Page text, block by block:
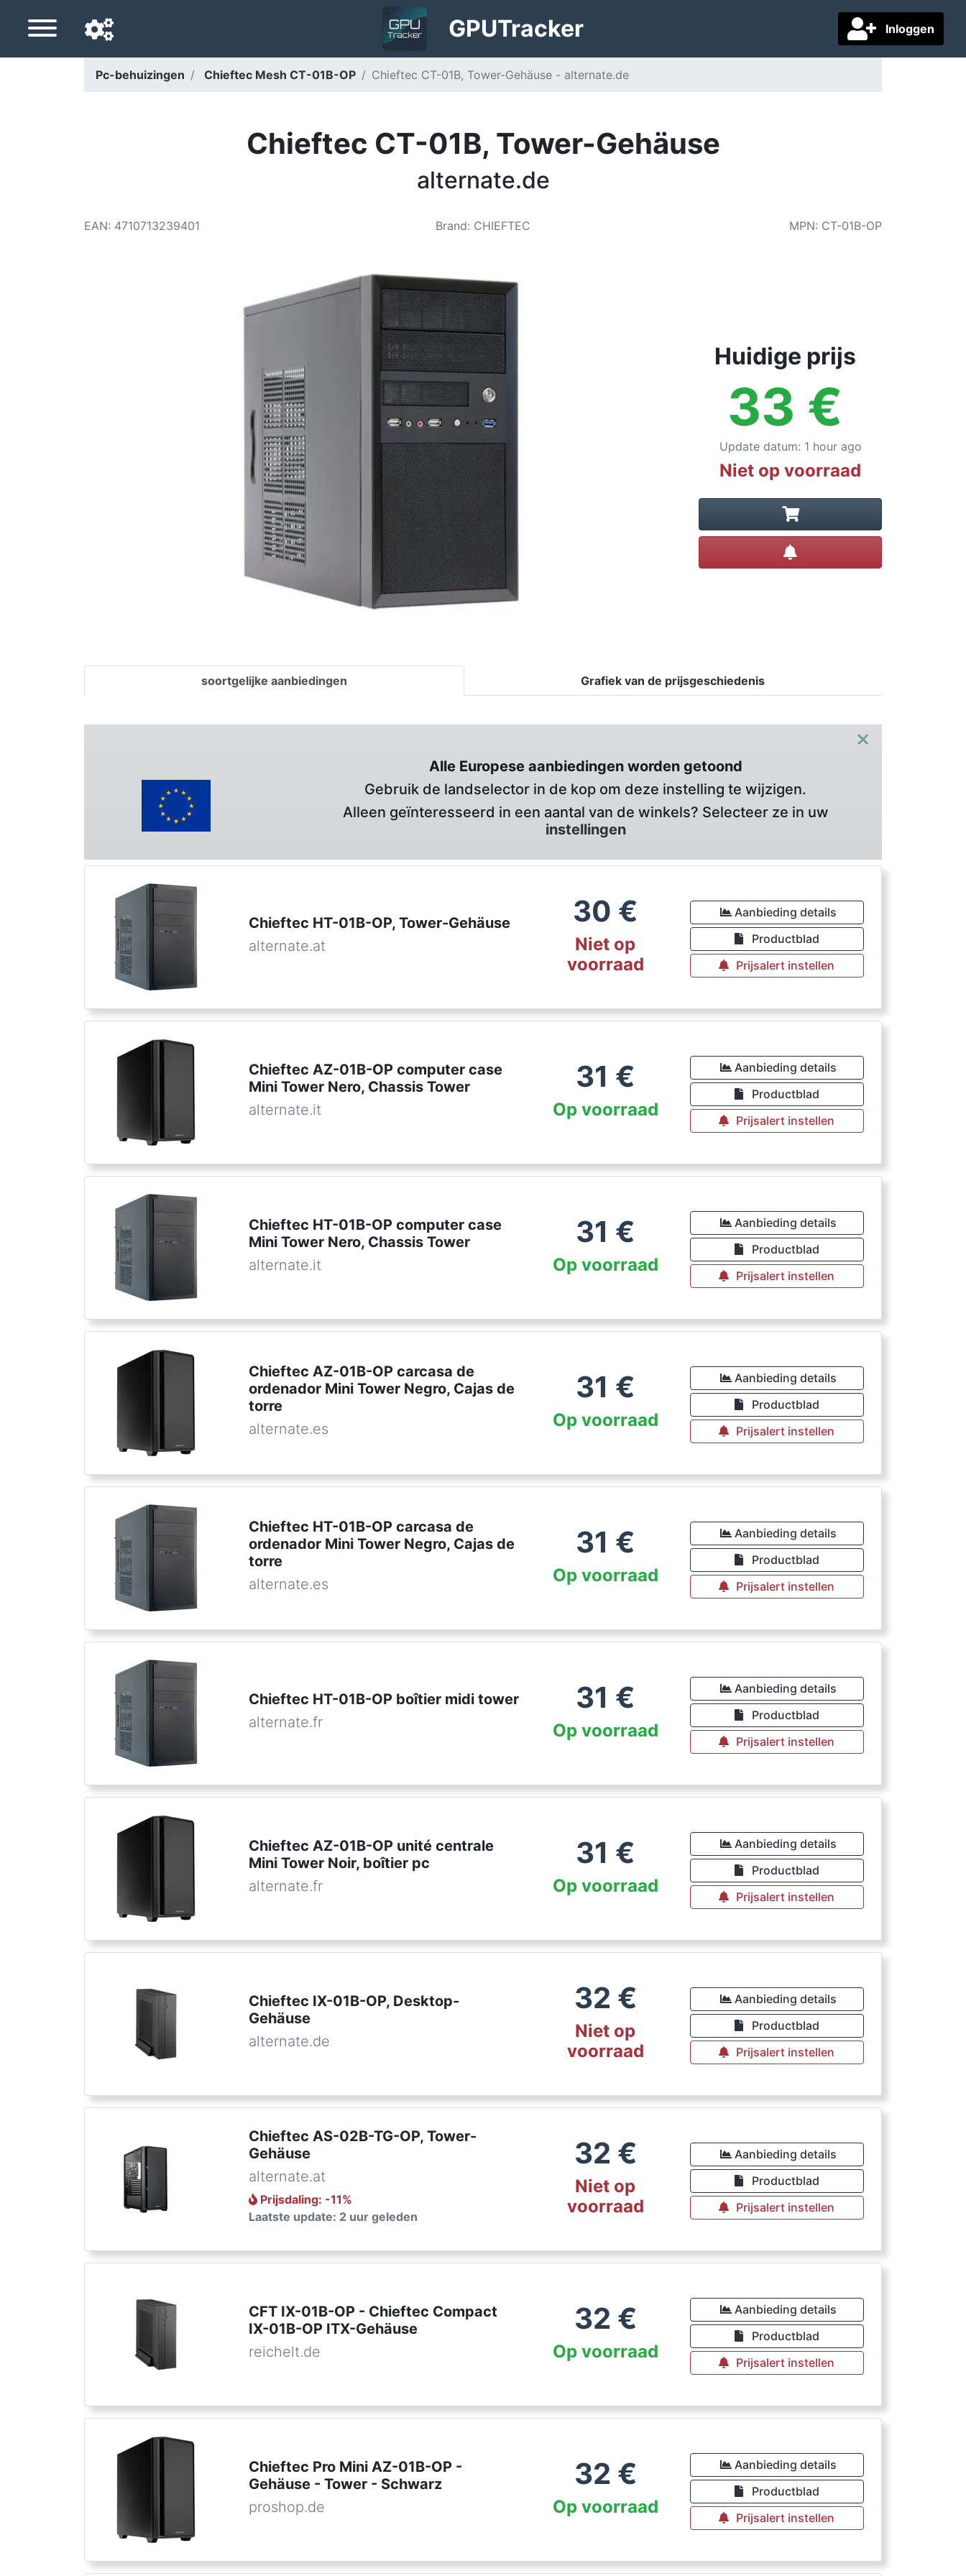
Inloggen
GPUTracker
Instellingen
Pc-behuizingen Chieftec Mesh CT-01B-OP Chieftec CT-01B, Tower-Gehäuse - alternate.de
Chieftec CT-01B, Tower-Gehäuse
alternate.de
EAN: 4710713239401 Brand: CHIEFTEC MPN: CT-01B-OP
Huidige prijs
33 €
Update datum: 1 hour ago
Niet op voorraad
soortgelijke aanbiedingen Grafiek van de prijsgeschiedenis
×
Alle Europese aanbiedingen worden getoond
Gebruik de landselector in de kop om deze instelling te wijzigen.
Alleen geïnteresseerd in een aantal van de winkels? Selecteer ze in uw
instellingen
Chieftec HT-01B-OP, Tower-Gehäuse
alternate.at
30 €
Niet op
voorraad
Aanbieding details
Productblad
Prijsalert instellen
Chieftec AZ-01B-OP computer case
Mini Tower Nero, Chassis Tower
alternate.it
31 €
Op voorraad
Aanbieding details
Productblad
Prijsalert instellen
Chieftec HT-01B-OP computer case
Mini Tower Nero, Chassis Tower
alternate.it
31 €
Op voorraad
Aanbieding details
Productblad
Prijsalert instellen
Chieftec AZ-01B-OP carcasa de
ordenador Mini Tower Negro, Cajas de
torre
alternate.es
31 €
Op voorraad
Aanbieding details
Productblad
Prijsalert instellen
Chieftec HT-01B-OP carcasa de
ordenador Mini Tower Negro, Cajas de
torre
alternate.es
31 €
Op voorraad
Aanbieding details
Productblad
Prijsalert instellen
Chieftec HT-01B-OP boîtier midi tower
alternate.fr
31 €
Op voorraad
Aanbieding details
Productblad
Prijsalert instellen
Chieftec AZ-01B-OP unité centrale
Mini Tower Noir, boîtier pc
alternate.fr
31 €
Op voorraad
Aanbieding details
Productblad
Prijsalert instellen
Chieftec IX-01B-OP, Desktop-
Gehäuse
alternate.de
32 €
Niet op
voorraad
Aanbieding details
Productblad
Prijsalert instellen
Chieftec AS-02B-TG-OP, Tower-
Gehäuse
alternate.at
Prijsdaling: -11%
Laatste update: 2 uur geleden
32 €
Niet op
voorraad
Aanbieding details
Productblad
Prijsalert instellen
CFT IX-01B-OP - Chieftec Compact
IX-01B-OP ITX-Gehäuse
reichelt.de
32 €
Op voorraad
Aanbieding details
Productblad
Prijsalert instellen
Chieftec Pro Mini AZ-01B-OP -
Gehäuse - Tower - Schwarz
proshop.de
32 €
Op voorraad
Aanbieding details
Productblad
Prijsalert instellen